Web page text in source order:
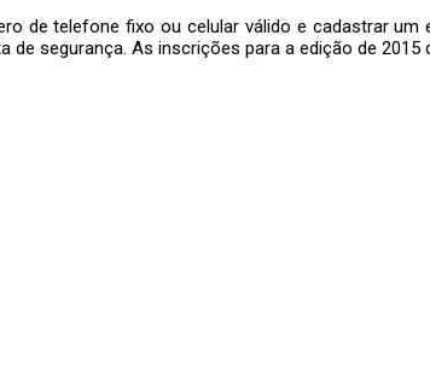
de telefone fixo ou celular válido e cadastrar um
segurança. As inscrições para a edição de